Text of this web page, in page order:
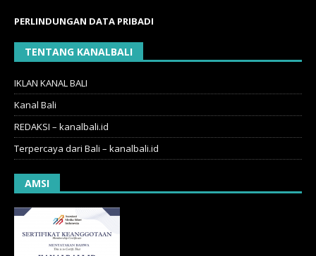
PERLINDUNGAN DATA PRIBADI
TENTANG KANALBALI
IKLAN KANAL BALI
Kanal Bali
REDAKSI – kanalbali.id
Terpercaya dari Bali – kanalbali.id
AMSI